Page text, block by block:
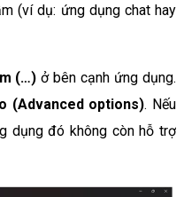
(ví dụ: ứng dụng chat hay
(…) ở bên cạnh ứng dụng.
(Advanced options). Nếu
dụng đó không còn hỗ trợ